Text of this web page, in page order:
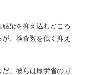
染を抑え込むどころ
、検査数を低く抑え
。彼らは厚労省のガ